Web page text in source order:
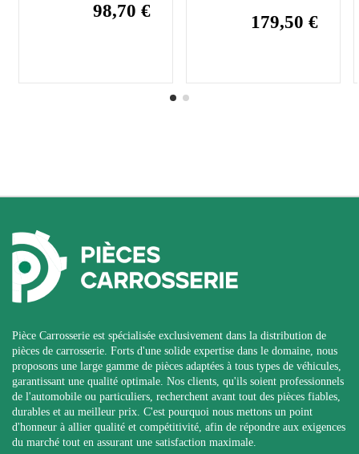
98,70 €
179,50 €
Pièce Carrosserie est spécialisée exclusivement dans la distribution de
pièces de carrosserie. Forts d'une solide expertise dans le domaine, nous
proposons une large gamme de pièces adaptées à tous types de véhicules,
garantissant une qualité optimale. Nos clients, qu'ils soient professionnels
de l'automobile ou particuliers, recherchent avant tout des pièces fiables,
durables et au meilleur prix. C'est pourquoi nous mettons un point
d'honneur à allier qualité et compétitivité, afin de répondre aux exigences
du marché tout en assurant une satisfaction maximale.